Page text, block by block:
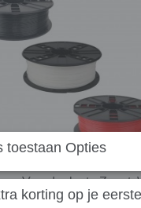
- Voordeelset - Zwart,
printer filament
toestaan Opties
korting op je